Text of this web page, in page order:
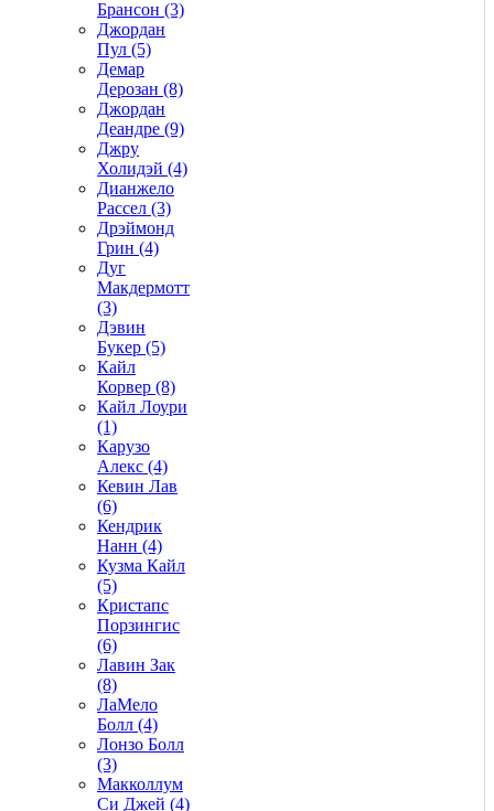
Брансон (3)
Джордан
Пул (5)
Демар
Дерозан (8)
Джордан
Деандре (9)
Джру
Холидэй (4)
Дианжело
Рассел (3)
Дрэймонд
Грин (4)
Дуг
Макдермотт
(3)
Дэвин
Букер (5)
Кайл
Корвер (8)
Кайл Лоури
(1)
Карузо
Алекс (4)
Кевин Лав
(6)
Кендрик
Нанн (4)
Кузма Кайл
(5)
Кристапс
Порзингис
(6)
Лавин Зак
(8)
ЛаМело
Болл (4)
Лонзо Болл
(3)
Макколлум
Си Джей (4)